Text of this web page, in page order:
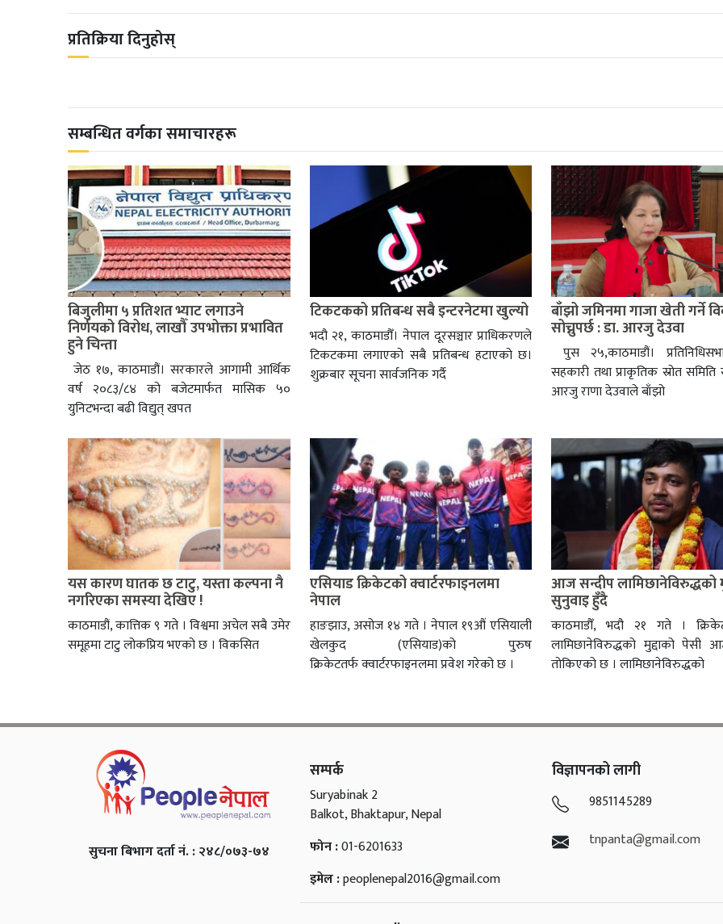
प्रतिक्रिया दिनुहोस्
सम्बन्धित वर्गका समाचारहरू
बिजुलीमा ५ प्रतिशत भ्याट लगाउने
निर्णयको विरोध, लाखौँ उपभोक्ता प्रभावित
हुने चिन्ता
जेठ १७, काठमाडौं। सरकारले आगामी आर्थिक
वर्ष २०८३/८४ को बजेटमार्फत मासिक ५०
युनिटभन्दा बढी विद्युत् खपत
टिकटकको प्रतिबन्ध सबै इन्टरनेटमा खुल्यो
भदौ २१, काठमाडौँ। नेपाल दूरसञ्चार प्राधिकरणले
टिकटकमा लगाएको सबै प्रतिबन्ध हटाएको छ।
शुक्रबार सूचना सार्वजनिक गर्दै
बाँझो जमिनमा गाजा खेती गर्ने
सोच्नुपर्छ : डा. आरजु देउवा
पुस २५,काठमाडौं।
सहकारी तथा प्राकृतिक स्रोत समिति
आरजु राणा देउवाले बाँझो
यस कारण घातक छ टाटु, यस्ता कल्पना नै
नगरिएका समस्या देखिए !
काठमाडौं, कात्तिक ९ गते । विश्वमा अचेल सबै उमेर
समूहमा टाटु लोकप्रिय भएको छ । विकसित
एसियाड क्रिकेटको क्वार्टरफाइनलमा
नेपाल
हाङझाउ, असोज १४ गते । नेपाल १९औं एसियाली
खेलकुद (एसियाड)को पुरुष
क्रिकेटतर्फ क्वार्टरफाइनलमा प्रवेश गरेको छ ।
आज सन्दीप लामिछानेविरुद्धको
सुनुवाइ हुँदै
काठमाडौँ, भदौ २१ गते ।
लामिछानेविरुद्धको मुद्दाको पेसी
तोकिएको छ । लामिछानेविरुद्धको
सुचना बिभाग दर्ता नं. : २४८/०७३-७४
सम्पर्क
Suryabinak 2
Balkot, Bhaktapur, Nepal
फोन :01-6201633
इमेल :peoplenepal2016@gmail.com
विज्ञापनको लागी
9851145289
tnpanta@gmail.com